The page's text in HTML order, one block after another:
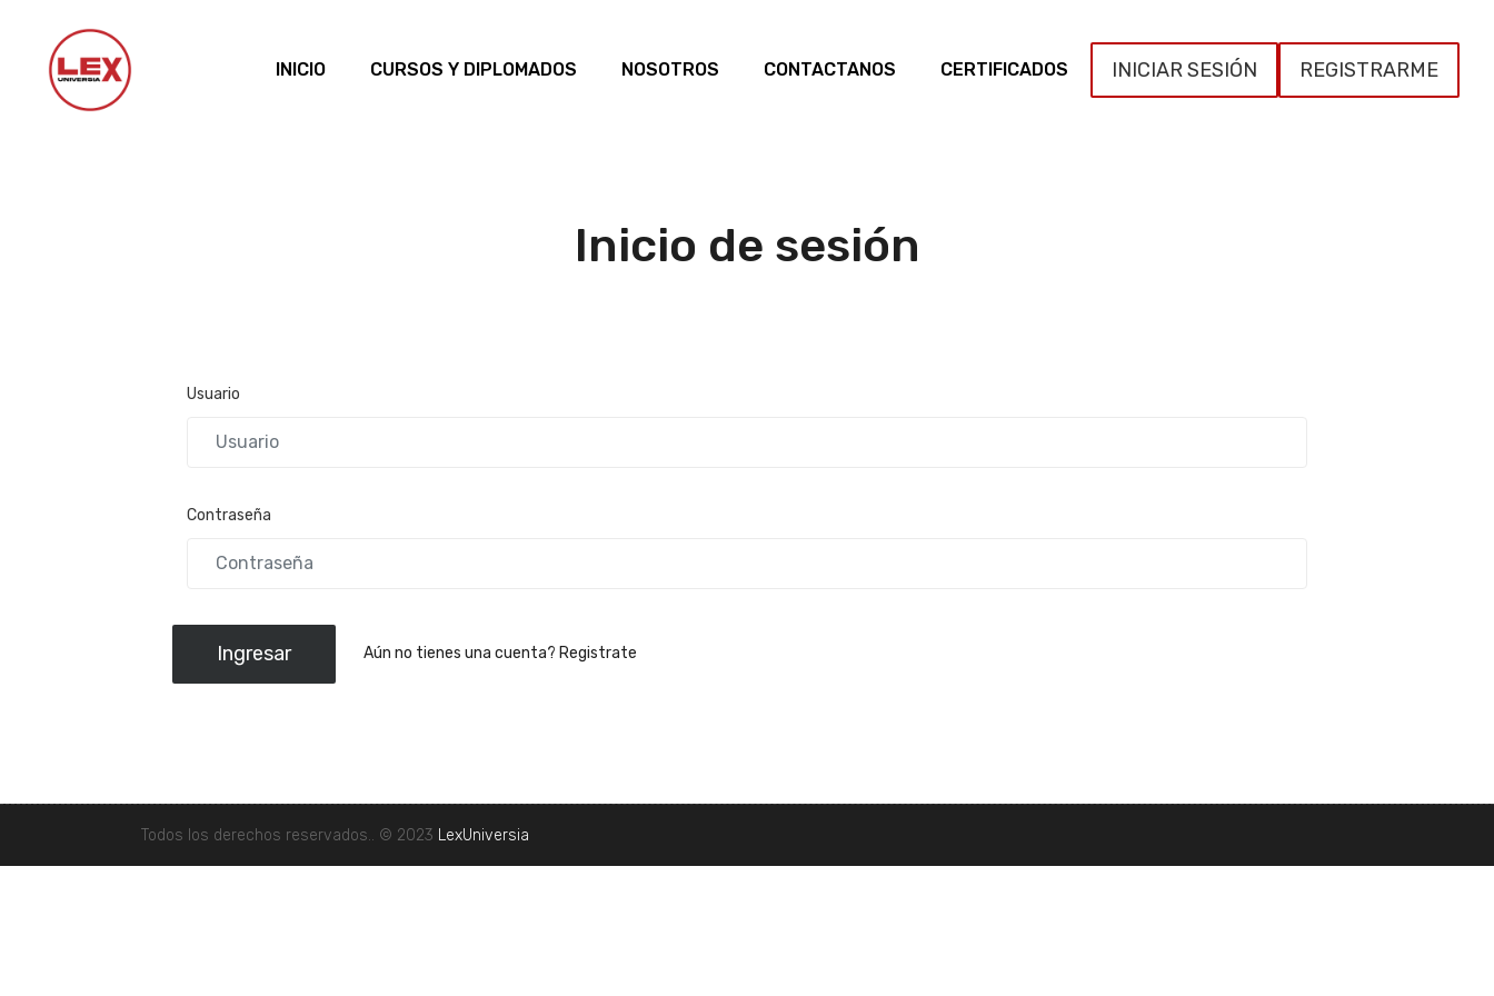
INICIO CURSOS Y DIPLOMADOS NOSOTROS CONTACTANOS CERTIFICADOS INICIAR SESIÓN REGISTRARME
Inicio de sesión
Usuario
Contraseña
Ingresar Aún no tienes una cuenta? Registrate
Todos los derechos reservados.. © 2023 LexUniversia